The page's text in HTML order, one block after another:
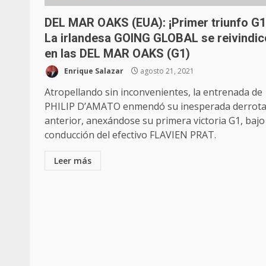
DEL MAR OAKS (EUA): ¡Primer triunfo
La irlandesa GOING GLOBAL se
en las DEL MAR OAKS (G1)
Enrique Salazar agosto 21, 2021
Atropellando sin inconvenientes, la entrenada de
PHILIP D’AMATO enmendó su inesperada derrota
anterior, anexándose su primera victoria G1,
conducción del efectivo FLAVIEN PRAT.
Leer más